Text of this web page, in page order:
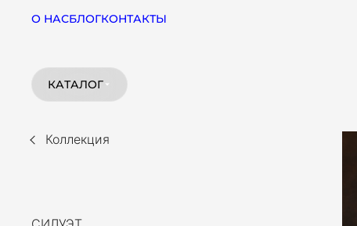
О НАСБЛОГКОНТАКТЫ
КАТАЛОГ
Коллекция